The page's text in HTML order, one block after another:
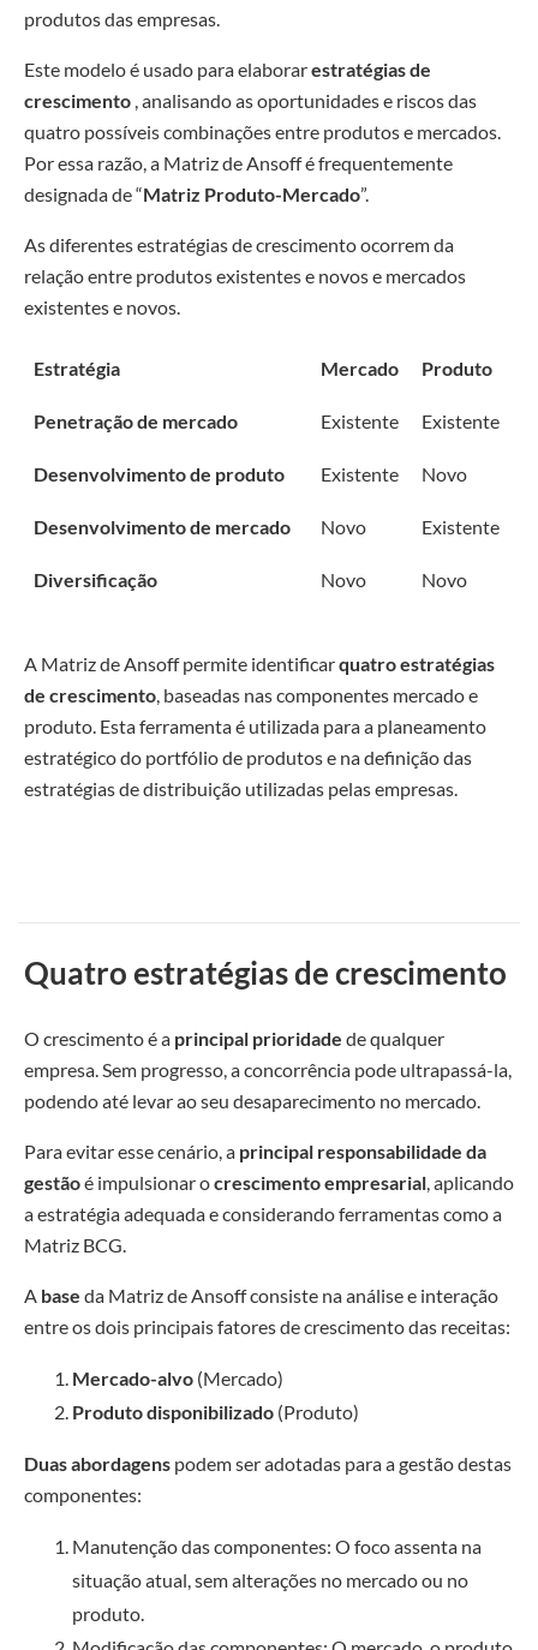
produtos das empresas.
Este modelo é usado para elaborarestratégias de
crescimento , analisando as oportunidades e riscos das
quatro possíveis combinações entre produtos e mercados.
Por essa razão, a Matriz de Ansoff é frequentemente
designada de “Matriz Produto-Mercado”.
As diferentes estratégias de crescimento ocorrem da
relação entre produtos existentes e novos e mercados
existentes e novos.
Estratégia Mercado Produto
Penetração de mercado Existente Existente
Desenvolvimento de produto Existente Novo
Desenvolvimento de mercado Novo Existente
Diversificação Novo Novo
A Matriz de Ansoff permite identificarquatro estratégias
de crescimento, baseadas nas componentes mercado e
produto. Esta ferramenta é utilizada para a planeamento
estratégico do portfólio de produtos e na definição das
estratégias de distribuição utilizadas pelas empresas.
Quatro estratégias de crescimento
O crescimento é a principal prioridade de qualquer
empresa. Sem progresso, a concorrência pode ultrapassá-la,
podendo até levar ao seu desaparecimento no mercado.
Para evitar esse cenário, a principal responsabilidade da
gestãoé impulsionar ocrescimento empresarial, aplicando
a estratégia adequada e considerando ferramentas como a
Matriz BCG.
A base da Matriz de Ansoff consiste na análise e interação
entre os dois principais fatores de crescimento das receitas:
Mercado-alvo (Mercado)
Produto disponibilizado (Produto)
Duas abordagens podem ser adotadas para a gestão destas
componentes:
Manutenção das componentes: O foco assenta na
situação atual, sem alterações no mercado ou no
produto.